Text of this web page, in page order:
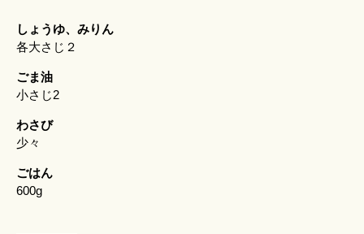
しょうゆ、みりん
各大さじ２
ごま油
小さじ2
わさび
少々
ごはん
600g